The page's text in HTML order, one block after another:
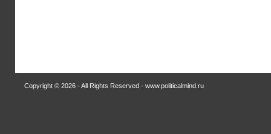
Copyright © 2026 - All Rights Reserved - www.politicalmind.ru